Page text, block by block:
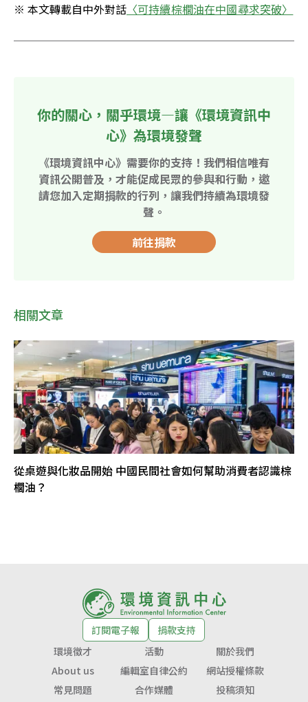
※ 本文轉載自中外對話 〈可持續棕櫚油在中國尋求突破〉
你的關心，關乎環境—讓《環境資訊中
心》為環境發聲
《環境資訊中心》需要你的支持！我們相信唯有
資訊公開普及，才能促成民眾的參與和行動，邀
請您加入定期捐款的行列，讓我們持續為環境發
聲。
前往捐款
相關文章
從桌遊與化妝品開始 中國民間社會如何幫助消費者認識棕
櫚油？
訂閱電子報
捐款支持
環境徵才
活動
關於我們
About us
編輯室自律公約
網站授權條款
常見問題
合作媒體 投稿須知